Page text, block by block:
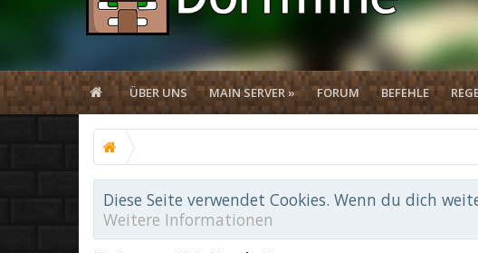
ÜBER UNS MAIN SERVER » FORUM BEFEHLE
Diese Seite verwendet Cookies. Wenn du dich
Weitere Informationen